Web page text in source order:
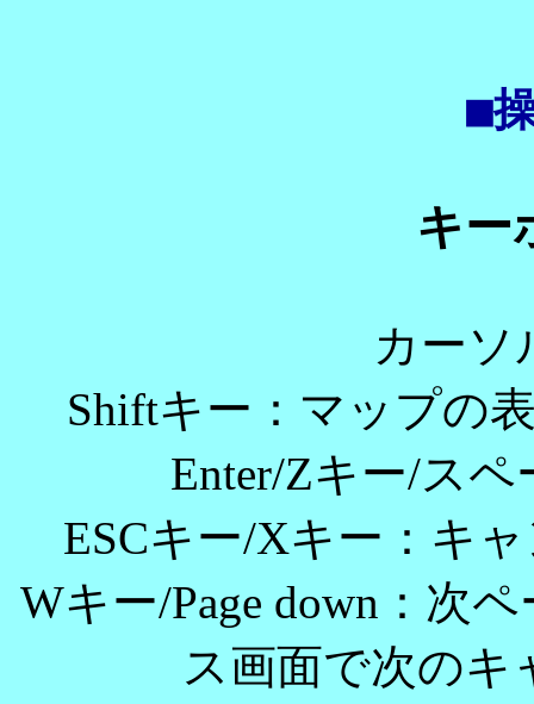
■
キー
カーソ
Shiftキー：マップの
Enter/Zキー/ス
ESCキー/Xキー：キ
Wキー/Page down：次
ス画面で次のキ